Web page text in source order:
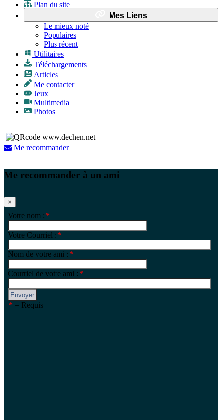
Plan du site
Mes Liens
Le mieux noté
Populaires
Plus récent
Utilitaires
Téléchargements
Articles
Me contacter
Jeux
Multimedia
Photos
Me recommander
Me recommander à un ami
×